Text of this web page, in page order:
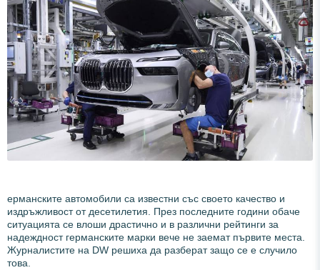
ерманските автомобили са известни със своето качество и
издръжливост от десетилетия. През последните години обаче
ситуацията се влоши драстично и в различни рейтинги за
надеждност германските марки вече не заемат първите места.
Журналистите на DW решиха да разберат защо се е случило
това.